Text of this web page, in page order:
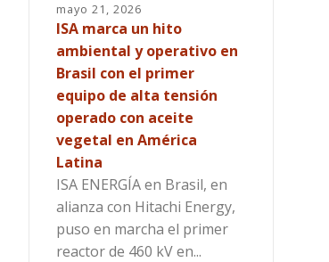
mayo 21, 2026
ISA marca un hito
ambiental y operativo en
Brasil con el primer
equipo de alta tensión
operado con aceite
vegetal en América
Latina
ISA ENERGÍA en Brasil, en
alianza con Hitachi Energy,
puso en marcha el primer
reactor de 460 kV en...